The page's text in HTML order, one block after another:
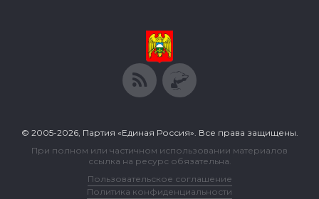
© 2005-2026, Партия «Единая Россия». Все права защищены.
При полном или частичном использовании материалов
ссылка на ресурс обязательна.
Пользовательское соглашение
Политика конфиденциальности